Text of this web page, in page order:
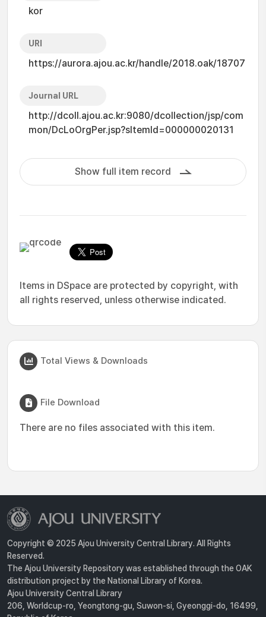
kor
URI
https://aurora.ajou.ac.kr/handle/2018.oak/18707
Journal URL
http://dcoll.ajou.ac.kr:9080/dcollection/jsp/com
mon/DcLoOrgPer.jsp?sItemId=000000020131
Show full item record
Items in DSpace are protected by copyright, with
all rights reserved, unless otherwise indicated.
Total Views & Downloads
File Download
There are no files associated with this item.
Copyright © 2025 Ajou University Central Library. All Rights
Reserved.
The Ajou University Repository was established through the OAK
distribution project by the National Library of Korea.
Ajou University Central Library
206, Worldcup-ro, Yeongtong-gu, Suwon-si, Gyeonggi-do, 16499,